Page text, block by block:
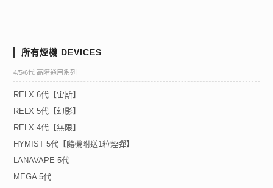
所有煙機 DEVICES
4/5/6代 高階通用系列
RELX 6代【宙斯】
RELX 5代【幻影】
RELX 4代【無限】
HYMIST 5代【隨機附送1粒煙彈】
LANAVAPE 5代
MEGA 5代